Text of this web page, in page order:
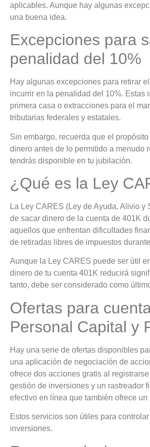
aplicables. Aunque hay algunas
una buena idea.
Excepciones para
penalidad del 10%
Hay algunas excepciones para retirar
incurrir en la penalidad del 10%. Estas
primera casa o extracciones para el
tributarias federales y estatales.
Sin embargo, recuerda que el
dinero antes de lo permitido a menudo
tendrás disponible en tu jubilación.
¿Qué es la Ley
La Ley CARES (Ley de Ayuda, Alivio
de sacar dinero de la cuenta de 401K
aquellos que enfrentan dificultades
de retiradas libres de impuestos
Aunque la Ley CARES puede ser útil
dinero de tu cuenta 401K reducirá
tanto, debe ser considerado como
Ofertas para
Personal Capital y
Hay una serie de ofertas disponibles
una aplicación de negociación de
ofrece dos acciones gratis al
gestión de inversiones y un rastreador
efectivo en línea que también ofrece un
Estos servicios son útiles para
inversiones.